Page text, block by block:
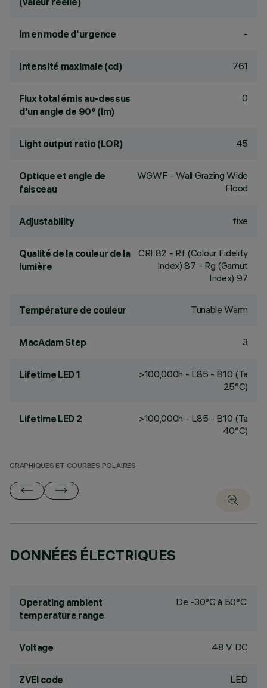
lm en mode d'urgence -
Intensité maximale (cd) 761
Flux total émis au-dessus
d'un angle de 90° (lm)
0
Light output ratio (LOR) 45
Optique et angle de
faisceau
WGWF - Wall Grazing Wide
Flood
Adjustability fixe
Qualité de la couleur de la
lumière
CRI 82 - Rf (Colour Fidelity
Index) 87 - Rg (Gamut
Index) 97
Température de couleur Tunable Warm
MacAdam Step 3
Lifetime LED 1
>100,000h - L85 - B10 (Ta
25°C)
Lifetime LED 2
>100,000h - L85 - B10 (Ta
40°C)
GRAPHIQUES ET COURBES POLAIRES
DONNÉES ÉLECTRIQUES
Operating ambient
temperature range
De -30°C à 50°C.
Voltage 48 V DC
ZVEI code LED